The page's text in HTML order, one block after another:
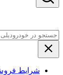
شرایط